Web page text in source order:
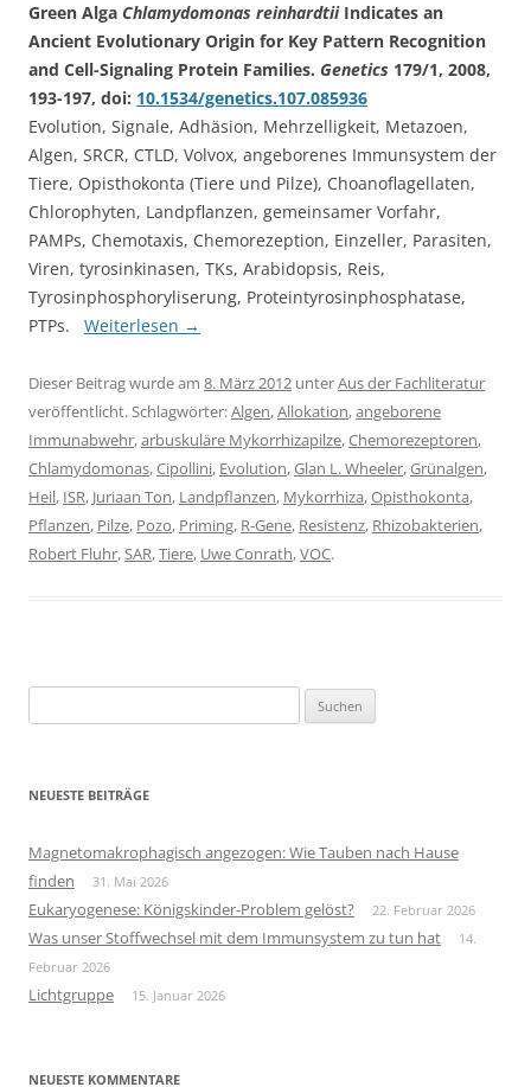
Green Alga Chlamydomonas reinhardtiiIndicates an
Ancient Evolutionary Origin for Key Pattern Recognition
and Cell-Signaling Protein Families. Genetics 179/1, 2008,
193-197, doi: 10.1534/genetics.107.085936
Evolution, Signale, Adhäsion, Mehrzelligkeit, Metazoen,
Algen, SRCR, CTLD, Volvox, angeborenes Immunsystem der
Tiere, Opisthokonta (Tiere und Pilze), Choanoflagellaten,
Chlorophyten, Landpflanzen, gemeinsamer Vorfahr,
PAMPs, Chemotaxis, Chemorezeption, Einzeller, Parasiten,
Viren, tyrosinkinasen, TKs, Arabidopsis, Reis,
Tyrosinphosphoryliserung, Proteintyrosinphosphatase,
PTPs. Weiterlesen →
Dieser Beitrag wurde am 8. März 2012 unterAus der Fachliteratur
veröffentlicht. Schlagwörter:Algen,Allokation,angeborene
Immunabwehr,arbuskuläre Mykorrhizapilze,Chemorezeptoren,
Chlamydomonas,Cipollini, Evolution,Glan L. Wheeler,Grünalgen,
Heil, ISR, Juriaan Ton, Landpflanzen, Mykorrhiza,Opisthokonta,
Pflanzen, Pilze, Pozo, Priming, R-Gene, Resistenz, Rhizobakterien,
Robert Fluhr,SAR,Tiere, Uwe Conrath,VOC.
nach:
NEUESTE BEITRÄGE
Magnetomakrophagisch angezogen: Wie Tauben nach Hause
finden
31. Mai 2026
Eukaryogenese: Königskinder-Problem gelöst? 22. Februar 2026
Was unser Stoffwechsel mit dem Immunsystem zu tun hat
14.
Februar 2026
Lichtgruppe 15. Januar 2026
NEUESTE KOMMENTARE